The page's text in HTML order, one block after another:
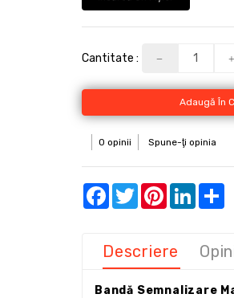
Cantitate :
Adaugă În
0 opinii Spune-ţi opinia
Facebook
TwitterPinterest
Descriere
Bandă Semnalizare